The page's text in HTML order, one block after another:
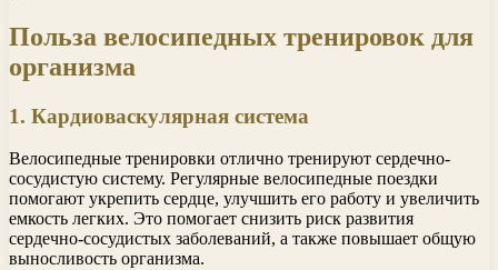
Польза велосипедных тренировок для
организма
1. Кардиоваскулярная система
Велосипедные тренировки отлично тренируют сердечно-
сосудистую систему. Регулярные велосипедные поездки
помогают укрепить сердце, улучшить его работу и увеличить
емкость легких. Это помогает снизить риск развития
сердечно-сосудистых заболеваний, а также повышает общую
выносливость организма.